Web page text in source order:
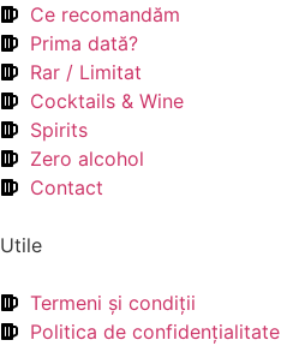
Ce recomandăm
Prima dată?
Rar / Limitat
Cocktails & Wine
Spirits
Zero alcohol
Contact
Utile
Termeni şi condiţii
Politica de confidenţialitate